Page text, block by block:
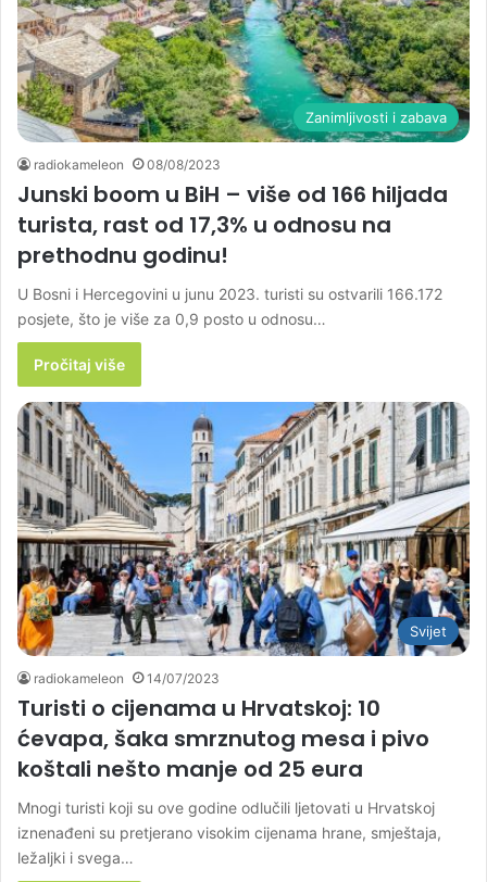
Zanimljivosti i zabava
radiokameleon 08/08/2023
Junski boom u BiH – više od 166 hiljada
turista, rast od 17,3% u odnosu na
prethodnu godinu!
U Bosni i Hercegovini u junu 2023. turisti su ostvarili 166.172
posjete, što je više za 0,9 posto u odnosu…
Pročitaj više
Svijet
radiokameleon 14/07/2023
Turisti o cijenama u Hrvatskoj: 10
ćevapa, šaka smrznutog mesa i pivo
koštali nešto manje od 25 eura
Mnogi turisti koji su ove godine odlučili ljetovati u Hrvatskoj
iznenađeni su pretjerano visokim cijenama hrane, smještaja,
ležaljki i svega…